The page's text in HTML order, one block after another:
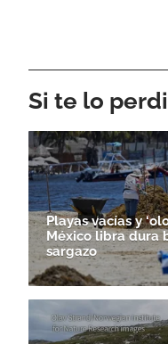
Si te lo
Playas vacías y
México libra dura
sargazo